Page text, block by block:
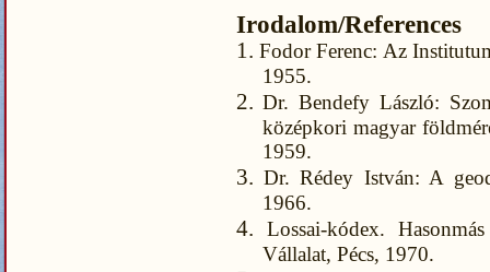
Irodalom/References
1. Fodor Ferenc: Az
1955.
2. Dr. Bendefy László:
középkori magyar
1959.
3. Dr. Rédey István: A
1966.
4.
Lossai-kódex.
Vállalat, Pécs, 1970.